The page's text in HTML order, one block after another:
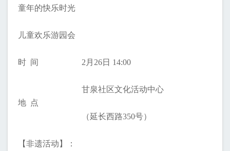
童年的快乐时光
儿童欢乐游园会
时 间 2月26日 14:00
地 点
甘泉社区文化活动中心
（延长西路350号）
【非遗活动】：